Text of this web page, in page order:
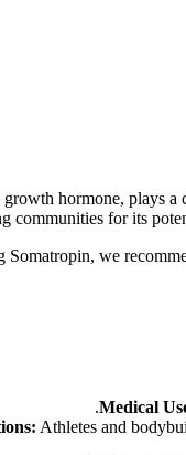
hormone, plays
communities for its
we
Medical
Athletes and